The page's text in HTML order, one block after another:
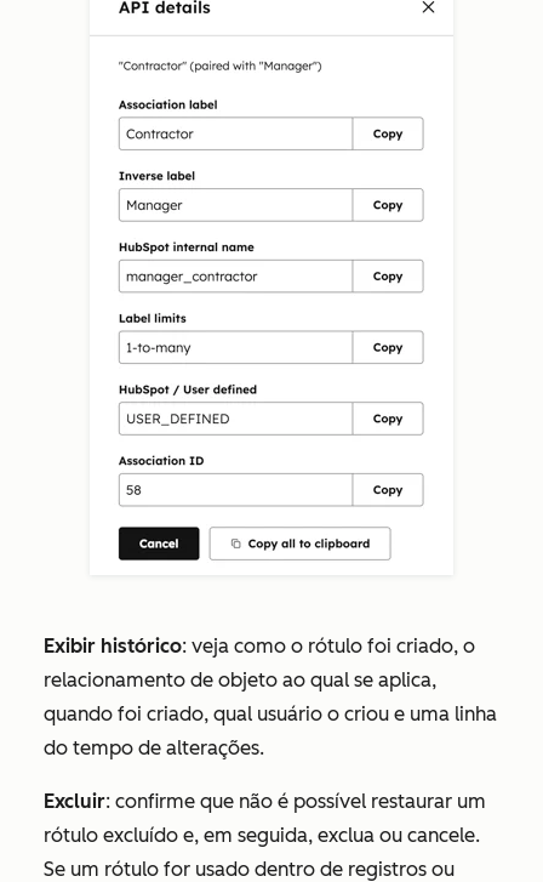
Exibir histórico: veja como o rótulo foi criado, o
relacionamento de objeto ao qual se aplica,
quando foi criado, qual usuário o criou e uma linha
do tempo de alterações.
Excluir: confirme que não é possível restaurar um
rótulo excluído e, em seguida, exclua ou cancele.
Se um rótulo for usado dentro de registros ou